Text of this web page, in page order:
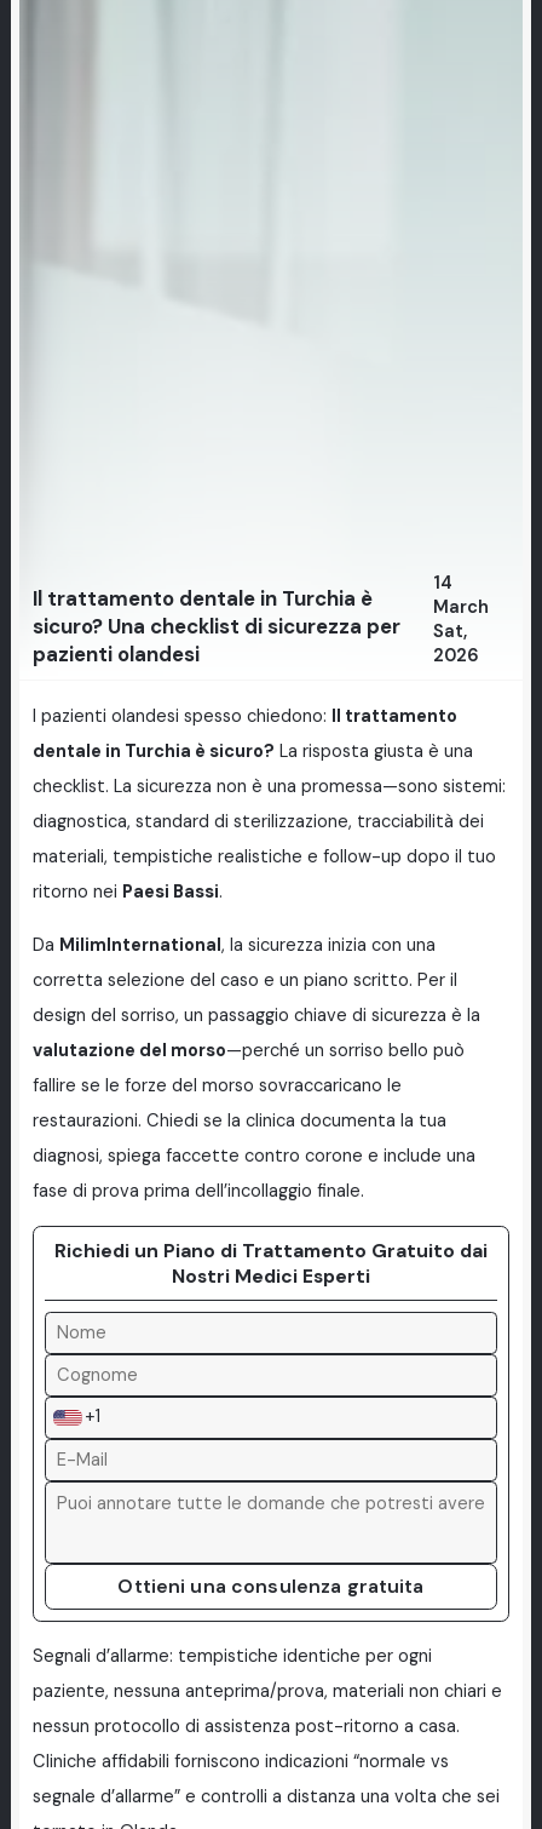
Il trattamento dentale in Turchia è
sicuro? Una checklist di sicurezza per
pazienti olandesi
14
March
Sat,
2026
I pazienti olandesi spesso chiedono: Il trattamento
dentale in Turchia è sicuro? La risposta giusta è una
checklist. La sicurezza non è una promessa—sono sistemi:
diagnostica, standard di sterilizzazione, tracciabilità dei
materiali, tempistiche realistiche e follow-up dopo il tuo
ritorno nei Paesi Bassi.
Da MilimInternational, la sicurezza inizia con una
corretta selezione del caso e un piano scritto. Per il
design del sorriso, un passaggio chiave di sicurezza è la
valutazione del morso—perché un sorriso bello può
fallire se le forze del morso sovraccaricano le
restaurazioni. Chiedi se la clinica documenta la tua
diagnosi, spiega faccette contro corone e include una
fase di prova prima dell’incollaggio finale.
Richiedi un Piano di Trattamento Gratuito dai
Nostri Medici Esperti
+1
Ottieni una consulenza gratuita
Segnali d’allarme: tempistiche identiche per ogni
paziente, nessuna anteprima/prova, materiali non chiari e
nessun protocollo di assistenza post-ritorno a casa.
Cliniche affidabili forniscono indicazioni “normale vs
segnale d’allarme” e controlli a distanza una volta che sei